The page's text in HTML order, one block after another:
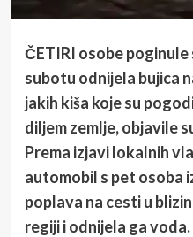
ČETIRI osobe poginule
subotu odnijela bujica
jakih kiša koje su
diljem zemlje, objavile
Prema izjavi lokalnih
automobil s pet osoba
poplava na cesti u
regiji i odnijela ga voda.